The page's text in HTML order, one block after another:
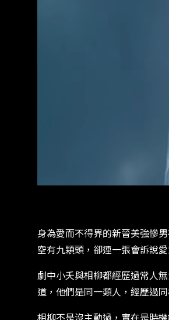
身為愛而不得界的新晉美強慘
空有九顆頭，卻連一張會訴說
劇中小夭與相柳都經歷過常人
道，他們是同一類人，經歷過